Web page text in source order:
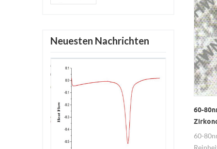
Neuesten Nachrichten
60-
60-